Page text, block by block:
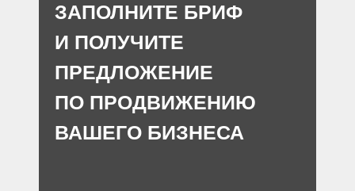
ЗАПОЛНИТЕ БРИФ
И ПОЛУЧИТЕ
ПРЕДЛОЖЕНИЕ
ПО ПРОДВИЖЕНИЮ
ВАШЕГО БИЗНЕСА